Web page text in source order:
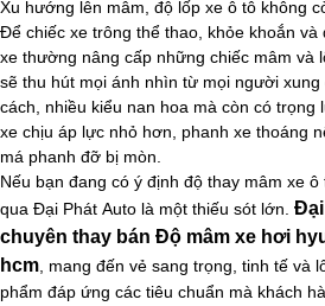
Xu hướng lên mâm, độ lốp xe ô tô không
Để chiếc xe trông thể thao, khỏe khoắn
xe thường nâng cấp những chiếc mâm và
sẽ thu hút mọi ánh nhìn từ mọi người
cách, nhiều kiểu nan hoa mà còn có
xe chịu áp lực nhỏ hơn, phanh xe thoáng
má phanh đỡ bị mòn.
Nếu bạn đang có ý định độ thay mâm xe
qua Đại Phát Auto là một thiếu sót lớn.
chuyên thay bán Độ mâm xe hơi
hcm, mang đến vẻ sang trọng, tinh tế và
phẩm đáp ứng các tiêu chuẩn mà khách